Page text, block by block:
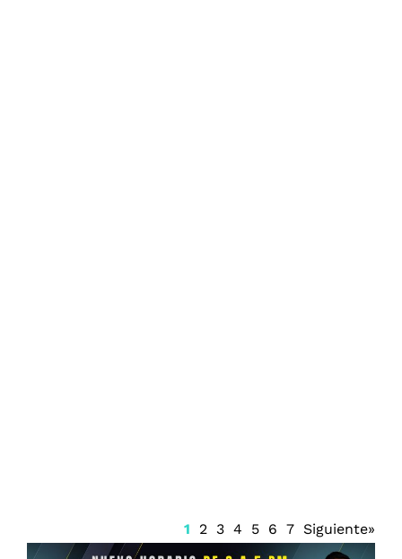
1 2 3 4 5 6 7 Siguiente»